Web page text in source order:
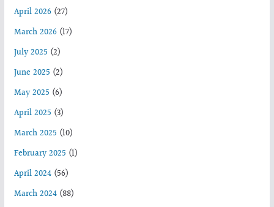
April 2026(27)
March 2026(17)
July 2025 (2)
June 2025 (2)
May 2025 (6)
April 2025 (3)
March 2025 (10)
February 2025 (1)
April 2024(56)
March 2024(88)